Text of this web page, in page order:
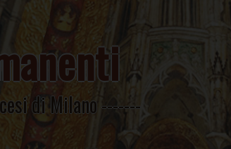
di Milano